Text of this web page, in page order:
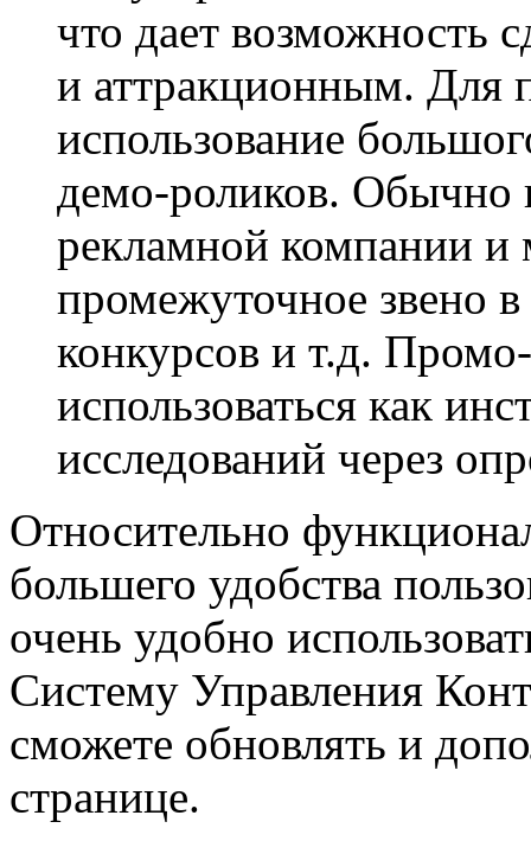
что дает возможность
и аттракционным. Для
использование
демо-роликов. Обычно
рекламной компании и
промежуточное звено
конкурсов и т.д.
использоваться как
исследований через
Относительно
большего удобства
очень удобно
Систему Управления
сможете обновлять и
странице.